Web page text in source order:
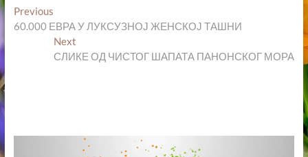
Кретање
чланка
PreviousPrevious
post:
60.000 ЕВРА У ЛУКСУЗНОЈ ЖЕНСКОЈ ТАШНИ
Next
post:
СЛИКЕ ОД ЧИСТОГ ШАПАТА ПАНОНСКОГ МОРА